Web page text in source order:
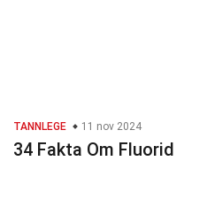
TANNLEGE 11 nov 2024
34 Fakta Om Fluorid